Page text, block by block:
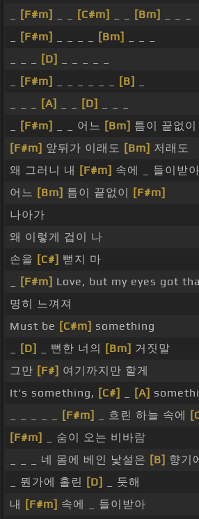
[F#m] [C#m] [Bm]
[F#m] [Bm]
[D]
[F#m] [B]
[A] [D]
[F#m] _ _ 어느 [Bm] 틈이 끝없
[F#m] 앞뒤가 이래도 [Bm] 저래도
왜 그러니 내
[F#m] 속에 _ 들이받아
어느 [Bm] 틈이 끝없이
[F#m]
나아가
왜 이렇게 겁이 나
손을 [C#] 뻗지 마
[F#m] Love, but my eyes got
명히 느껴져
Must be [C#m] something
[D] _ 뻔한 너의 [Bm] 거짓말
그만 [F#] 여기까지만 할게
It's something, [C#] [A]
[F#m] _ 흐린 하늘 속에
[F#m]
_ 숨이 오는 비바람
_ _ _ 네 몸에 베인 낯설은 [B] 향기
_ 뭔가에 홀린 [D]
_ 듯해
내
[F#m] 속에 _ 들이받아